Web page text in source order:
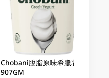
Chobani脫脂原味希臘乳酪
907GM